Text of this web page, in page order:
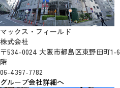
マックス・フィールド
株式会社
〒534-0024 大阪市都島区東野田町1-
階
06-4397-7782
グループ会社詳細へ